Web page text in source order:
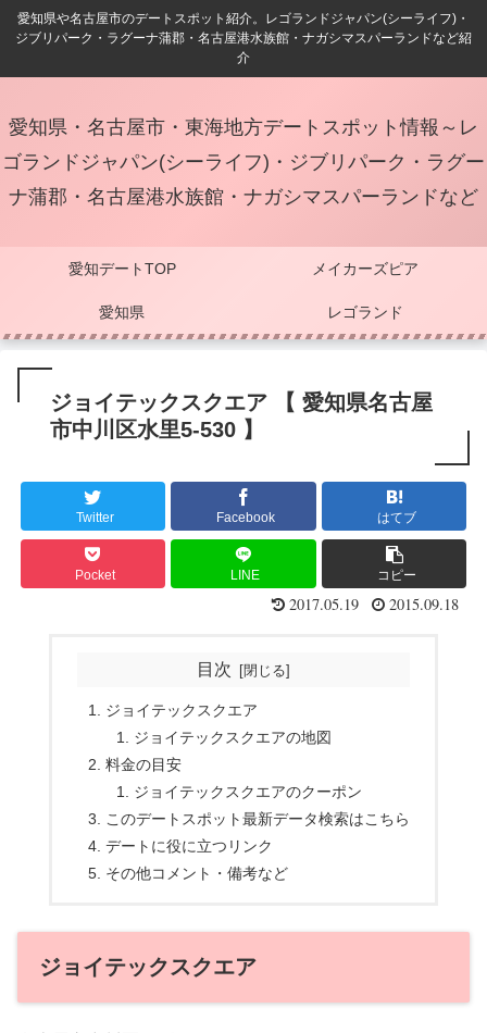
愛知県や名古屋市のデートスポット紹介。レゴランドジャパン(シーライフ)・
ジブリパーク・ラグーナ蒲郡・名古屋港水族館・ナガシマスパーランドなど紹
介
愛知県・名古屋市・東海地方デートスポット情報～レ
ゴランドジャパン(シーライフ)・ジブリパーク・ラグー
ナ蒲郡・名古屋港水族館・ナガシマスパーランドなど
愛知デートTOP メイカーズピア
愛知県 レゴランド
ジョイテックスクエア 【 愛知県名古屋
市中川区水里5-530 】
Twitter Facebook はてブ
Pocket LINE コピー
2017.05.19 2015.09.18
目次
ジョイテックスクエア
ジョイテックスクエアの地図
料金の目安
ジョイテックスクエアのクーポン
このデートスポット最新データ検索はこちら
デートに役に立つリンク
その他コメント・備考など
ジョイテックスクエア